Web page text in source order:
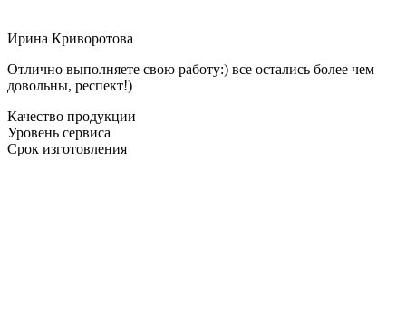
Ирина Криворотова
Отлично выполняете свою работу:) все остались более чем
довольны, респект!)
Качество продукции
Уровень сервиса
Срок изготовления